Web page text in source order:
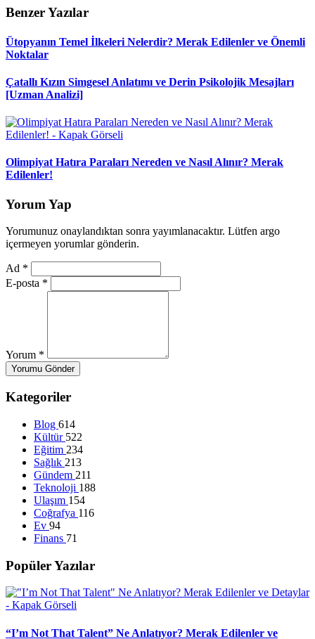
Benzer Yazılar
Ütopyanın Temel İlkeleri Nelerdir? Merak Edilenler ve Önemli
Noktalar
Çatallı Kızın Simgesel Anlatımı ve Derin Psikolojik Mesajları
[Uzman Analizi]
Olimpiyat Hatıra Paraları Nereden ve Nasıl Alınır? Merak
Edilenler!
Yorum Yap
Yorumunuz onaylandıktan sonra yayımlanacaktır. Lütfen argo
içermeyen yorumlar gönderin.
Ad *
E-posta *
Yorum *
Yorumu Gönder
Kategoriler
Blog 614
Kültür 522
Eğitim 234
Sağlık 213
Gündem 211
Teknoloji 188
Ulaşım 154
Coğrafya 116
Ev 94
Finans 71
Popüler Yazılar
“I’m Not That Talent” Ne Anlatıyor? Merak Edilenler ve